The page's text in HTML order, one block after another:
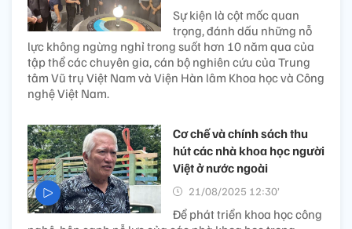
Sự kiện là cột mốc quan
trọng, đánh dấu những nỗ
lực không ngừng nghỉ trong suốt hơn 10 năm qua của
tập thể các chuyên gia, cán bộ nghiên cứu của Trung
tâm Vũ trụ Việt Nam và Viện Hàn lâm Khoa học và Công
nghệ Việt Nam.
Cơ chế và chính sách thu
hút các nhà khoa học người
Việt ở nước ngoài
21/08/2025 12:30’
Để phát triển khoa học công